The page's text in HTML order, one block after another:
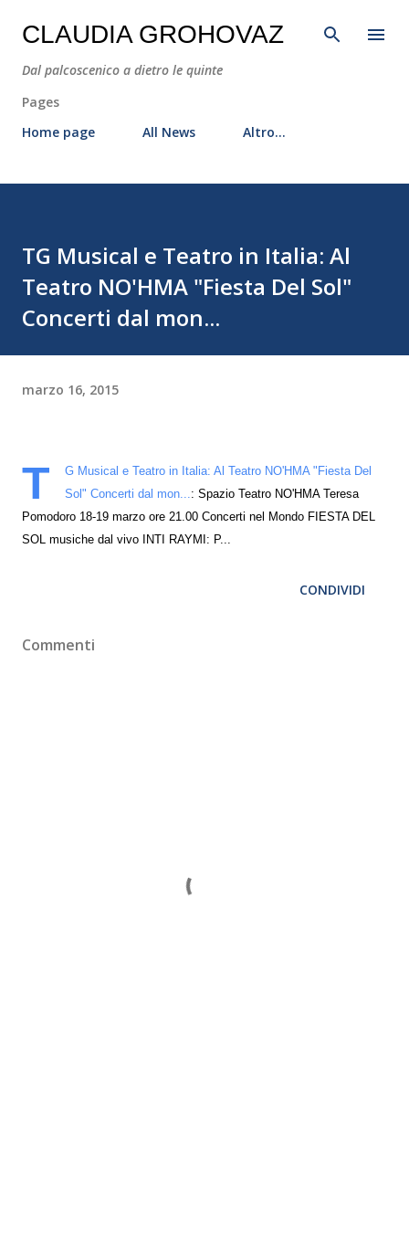
Passa ai contenuti principali
CLAUDIA GROHOVAZ
Dal palcoscenico a dietro le quinte
Pages
Home page
All News Altro…
TG Musical e Teatro in Italia: Al
Teatro NO'HMA "Fiesta Del Sol"
Concerti dal mon...
marzo 16, 2015
T
G Musical e Teatro in Italia: Al Teatro NO'HMA "Fiesta Del
Sol" Concerti dal mon...: Spazio Teatro NO'HMA Teresa
Pomodoro 18-19 marzo ore 21.00 Concerti nel Mondo FIESTA DEL
SOL musiche dal vivo INTI RAYMI: P...
CONDIVIDI
Commenti